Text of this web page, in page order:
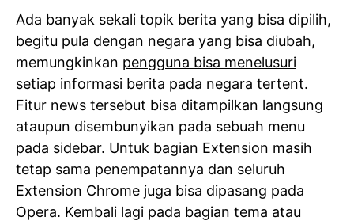
Ada banyak sekali topik berita yang bisa dipilih,
begitu pula dengan negara yang bisa diubah,
memungkinkan pengguna bisa menelusuri
setiap informasi berita pada negara tertent.
Fitur news tersebut bisa ditampilkan langsung
ataupun disembunyikan pada sebuah menu
pada sidebar. Untuk bagian Extension masih
tetap sama penempatannya dan seluruh
Extension Chrome juga bisa dipasang pada
Opera. Kembali lagi pada bagian tema atau